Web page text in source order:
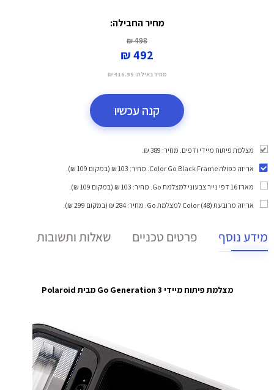
מחיר החבילה:
498 ₪
492 ₪
מחיר באילת: 416.95 ₪
קנה עכשיו
מצלמת פיתוח מיידי ודפים. מחיר: 389 ₪.
אריזה כפולה Color Go Black Frame
. מחיר: 103 ₪ (במקום 109 ₪).
מארז 16 דפי נייר צבעוני למצלמת Go
. מחיר: 103 ₪ (במקום 109 ₪).
אריזה מרובעת (48) Color למצלמת Go
. מחיר: 284 ₪ (במקום 299 ₪).
מידע נוסף פרטים טכניים שאלות ותשובות
מצלמת פיתוח מיידי Go Generation 3 מבית Polaroid